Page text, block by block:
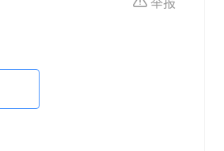
行动，本文作者、出版方